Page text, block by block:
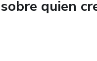
LA DECISION hoy y
quien